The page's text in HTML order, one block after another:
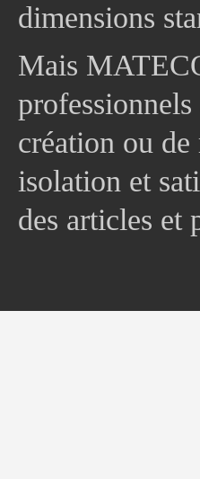
dimensions
Mais
création ou
isolation et
des articles et